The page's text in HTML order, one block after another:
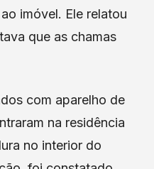
imóvel. Ele relatou
que as chamas
com aparelho de
na residência
no interior do